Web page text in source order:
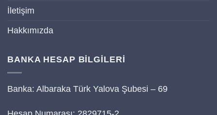
İletişim
Hakkımızda
BANKA HESAP BİLGİLERİ
Banka: Albaraka Türk Yalova Şubesi – 69